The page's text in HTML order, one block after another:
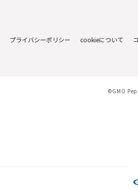
プライバシーポリシー cookieについて
©GMO